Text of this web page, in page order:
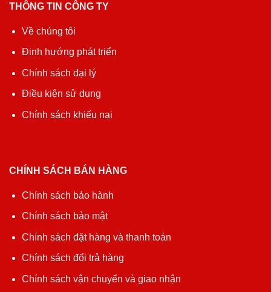
THÔNG TIN CÔNG TY
Về chúng tôi
Định hướng phát triển
Chính sách đại lý
Điều kiện sử dụng
Chính sách khiếu nại
CHÍNH SÁCH BÁN HÀNG
Chính sách bảo hành
Chính sách bảo mật
Chính sách đặt hàng và thanh toán
Chính sách đổi trả hàng
Chính sách vận chuyển và giao nhận